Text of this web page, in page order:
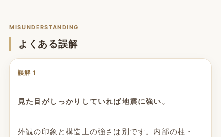
MISUNDERSTANDING
よくある誤解
誤解 1
見た目がしっかりしていれば地震に強い。
外観の印象と構造上の強さは別です。内部の柱・